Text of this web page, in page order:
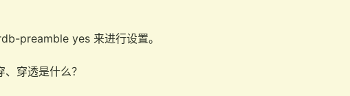
preamble yes 来进行设置。
穿透是什么？